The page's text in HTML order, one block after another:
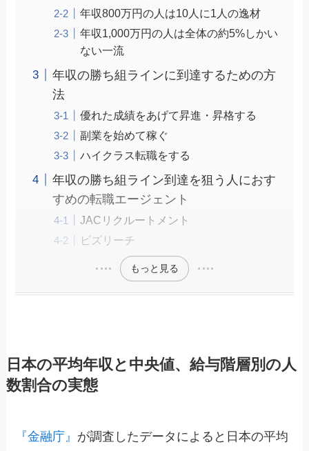
年収800万円の人は10人に1人の逸材
年収1,000万円の人は全体の約5%しかい
ない一流
年収の勝ち組ラインに到達するための方
法
優れた成績をあげて昇進・昇格する
副業を始めて稼ぐ
ハイクラス転職をする
年収の勝ち組ライン到達を狙う人におす
すめの転職エージェント
JACリクルートメント
ビズリーチ
もっと見る
日本の平均年収と中央値、給与階層別の人
数割合の実態
『金融庁』 が調査したデータによると日本の平均